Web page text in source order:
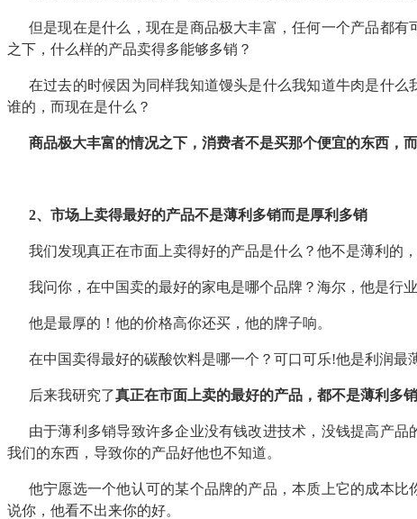
但是现在是什么，现在是商品极大丰富，任何一个产品都
之下，什么样的产品卖得多能够多销？
在过去的时候因为同样我知道馒头是什么我知道牛肉是什
谁的，而现在是什么？
商品极大丰富的情况之下，消费者不是买那个便宜的东西，
2、市场上卖得最好的产品不是薄利多销而是厚利多销
我们发现真正在市面上卖得好的产品是什么？他不是薄利的
我问你，在中国卖的最好的家电是哪个品牌？海尔，他是行
他是最厚的！他的价格高你还买，他的牌子响。
在中国卖得最好的碳酸饮料是哪一个？可口可乐!他是利润最
后来我研究了真正在市面上卖的最好的产品，都不是薄利多
由于薄利多销导致许多企业没有钱改进技术，没钱提高产
我们的东西，导致你的产品好他也不知道。
他宁愿选一个他认可的某个品牌的产品，本质上它的成本
说你，他看不出来你的好。